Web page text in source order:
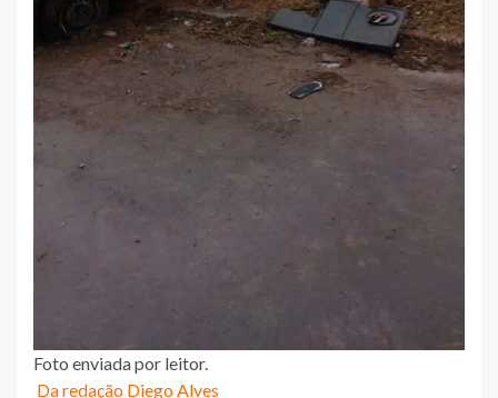
Foto enviada por leitor.
Da redação Diego Alves